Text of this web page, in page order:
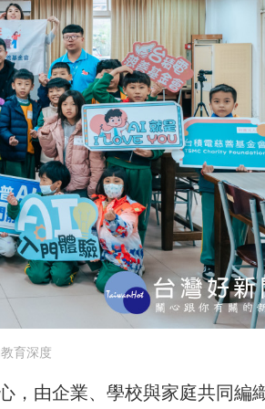
育深度
，由企業、學校與家庭共同編